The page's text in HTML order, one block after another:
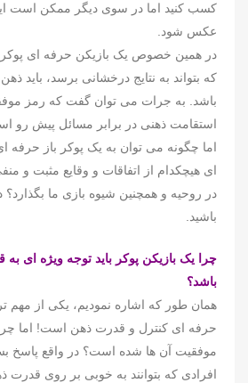
کسب کنید اما در سوی دیگر ممکن است
عکس شود.
در همین خصوص یک بازیکن حرفه ای پوکر
که بتواند به نتایج درخشانی برسد، باید
باشد. به جرات می توان گفت که رمز
استقامت ذهنی در برابر مسائل پیش رو
اما چگونه می توان به یک پوکر باز حرفه
ای هیچکدام از اتفاقات و وقایع مثبت و
در روحیه و همچنین شیوه بازی ما بگذارد؟
باشید.
چرا یک بازیکن پوکر باید توجه ویژه ای
باشد؟
همان طور که اشاره نمودیم، یکی از مهم
حرفه ای کنترل و قدرت ذهن است! اما
موفقیت آن ها شده است؟ در واقع پاسخ
افرادی که بتوانند به خوبی بر روی